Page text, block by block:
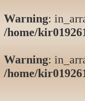
Warning:
/home/
Warning:
/home/